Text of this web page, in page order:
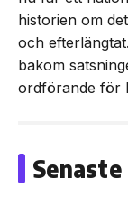
historien om
och
bakom
ordförande för